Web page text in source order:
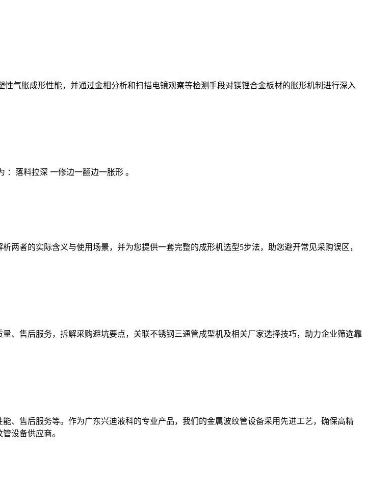
气胀成形性能，并通过金相分析和扫描电镜观察等检测手段对镁锂合金板材的胀形机制进行深入
落料拉深 一修边一翻边一胀形 。
两者的实际含义与使用场景，并为您提供一套完整的成形机选型5步法，助您避开常见采购误区，
、售后服务，拆解采购避坑要点，关联不锈钢三通管成型机及相关厂家选择技巧，助力企业筛选靠
、售后服务等。作为广东兴迪液科的专业产品，我们的金属波纹管设备采用先进工艺，确保高精
设备供应商。